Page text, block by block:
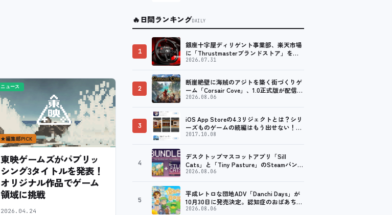
ニュース
★編集部PICK
東映ゲームズがパブリッ
シング3タイトルを発表！
オリジナル作品でゲーム
領域に挑戦
2026.04.24
🔥日間ランキングDAILY
1
銀座十字屋ディリゲント事業部、楽天市場
に「Thrustmasterブランドストア」をオ
ープン。記念キャンペーンでポイントアッ
ローラーを中心に、幅広くラインナップ
2026.07.31
2
断崖絶壁に海賊のアジトを築く街づくりゲ
ーム「Corsair Cove」、1.0正式版が配信開
始！
2026.08.06
3
iOS App Storeの4.3リジェクトとは？シリ
ーズものゲームの続編はもう出せない！？
脱出ゲームで相次ぐリジェクト
2017.10.08
4
デスクトップマスコットアプリ「Sill
Cats」と「Tiny Pasture」のSteamバンド
ルセットが販売開始。通常価格より10%割
2026.08.06
5
平成レトロな団地ADV「Danchi Days」が
10月30日に発売決定。認知症のおばあちゃ
んのために夏祭り復活を目指す
2026.08.06